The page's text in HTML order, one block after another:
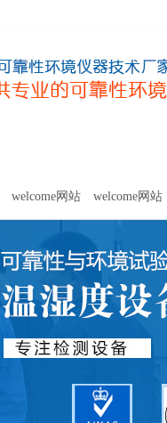
welcome网站 welcome网站